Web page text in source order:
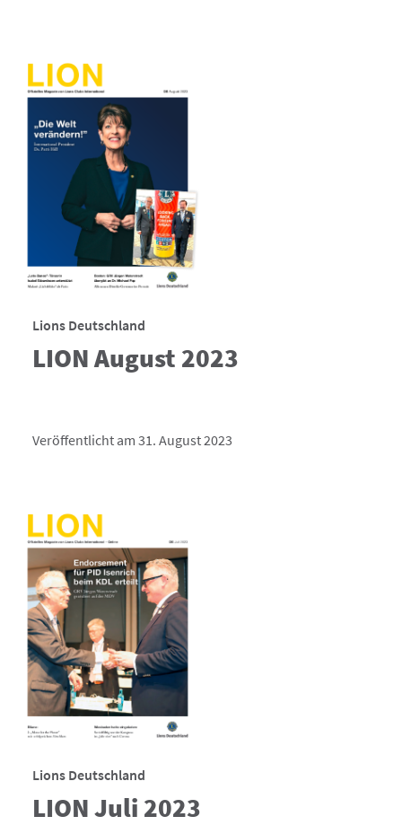
Lions Deutschland
LION August 2023
Veröffentlicht am 31. August 2023
Lions Deutschland
LION Juli 2023